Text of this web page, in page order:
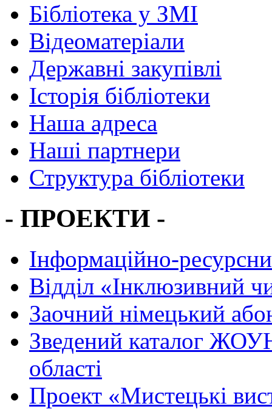
Бібліотека у ЗМІ
Відеоматеріали
Державні закупівлі
Історія бібліотеки
Наша адреса
Наші партнери
Структура бібліотеки
- ПРОЕКТИ -
Інформаційно-
Вiддiл «Інклюзивний
Заочний німецький
Зведений каталог
області
Проект «Мистецькі